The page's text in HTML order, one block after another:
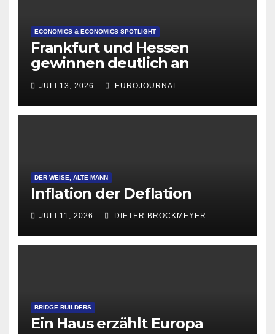
ECONOMICS & ECONOMICS SPOTLIGHT
Frankfurt und Hessen
gewinnen deutlich an
Attraktivität für Startup-
Gründungen
JULI 13, 2026 EUROJOURNAL
DER WEISE, ALTE MANN
Inflation der Deflation
JULI 11, 2026 DIETER BROCKMEYER
BRIDGE BUILDERS
Ein Haus erzählt Europa